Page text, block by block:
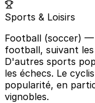
Sports & Loisirs
Football (soccer) —
football, suivant
D'autres sports
les échecs. Le
popularité, en
vignobles.